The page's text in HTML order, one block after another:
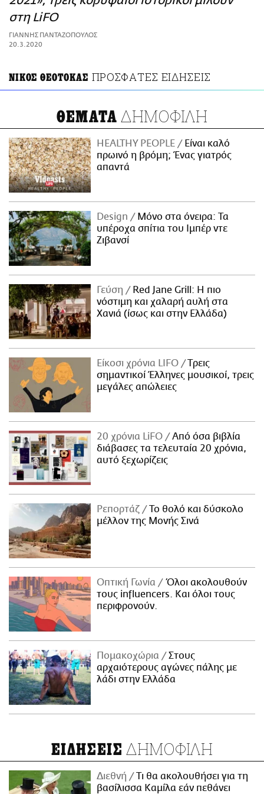
ΑΜΠΑ
PRINT
στη LiFO
ΓΙΑΝΝΗΣ ΠΑΝΤΑΖΟΠΟΥΛΟΣ
20.3.2020
ΝΙΚΟΣ ΘΕΟΤΟΚΑΣ ΠΡΟΣΦΑΤΕΣ ΕΙΔΗΣΕΙΣ
ΘΕΜΑΤΑ ΔΗΜΟΦΙΛΗ
HEALTHY PEOPLE
Είναι καλό
πρωινό η βρόμη; Ένας γιατρός
απαντά
Design
Μόνο στα όνειρα: Τα
υπέροχα σπίτια του Ιμπέρ ντε
Ζιβανσί
Γεύση
Red Jane Grill: Η πιο
νόστιμη και χαλαρή αυλή στα
Χανιά (ίσως και στην Ελλάδα)
Είκοσι χρόνια LIFO
Tρεις
σημαντικοί Έλληνες μουσικοί, τρεις
μεγάλες απώλειες
20 χρόνια LiFO
Από όσα βιβλία
διάβασες τα τελευταία 20 χρόνια,
αυτό ξεχωρίζεις
Ρεπορτάζ
Το θολό και δύσκολο
μέλλον της Μονής Σινά
Οπτική Γωνία
Όλοι ακολουθούν
τους influencers. Και όλοι τους
περιφρονούν.
Πομακοχώρια
Στους
αρχαιότερους αγώνες πάλης με
λάδι στην Ελλάδα
ΕΙΔΗΣΕΙΣ ΔΗΜΟΦΙΛΗ
Διεθνή
Τι θα ακολουθήσει για τη
βασίλισσα Καμίλα εάν πεθάνει